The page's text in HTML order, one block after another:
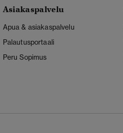
Asiakaspalvelu
Apua & asiakaspalvelu
Palautusportaali
Peru Sopimus